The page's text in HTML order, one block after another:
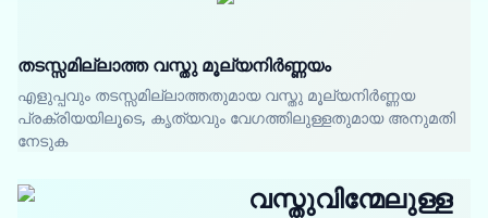
തടസ്സമില്ലാത്ത വസ്തു മൂല്യനിർണ്ണയം
എളുപ്പവും തടസ്സമില്ലാത്തതുമായ വസ്തു മൂല്യനിർണ്ണയ
പ്രക്രിയയിലൂടെ, കൃത്യവും വേഗത്തിലുള്ളതുമായ അനുമതി
നേടുക
വസ്തുവിന്മേലുള്ള